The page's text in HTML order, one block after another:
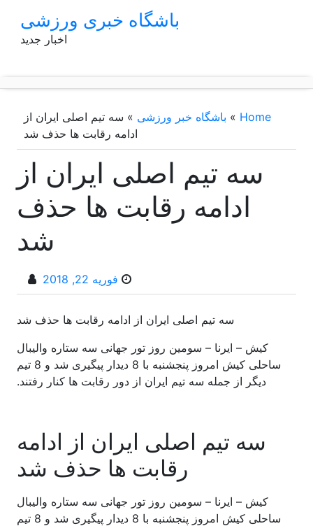
باشگاه خبری ورزشی
اخبار جدید
Home
» باشگاه خبر ورزشی » سه تیم اصلی ایران از
ادامه رقابت ها حذف شد
سه تیم اصلی ایران از
ادامه رقابت ها حذف
شد
فوریه 22, 2018
سه تیم اصلی ایران از ادامه رقابت ها حذف شد
کیش – ایرنا – سومین روز تور جهانی سه ستاره والیبال
ساحلی کیش امروز پنجشنبه با 8 دیدار پیگیری شد و 8 تیم
دیگر از جمله سه تیم ایران از دور رقابت ها کنار رفتند.
سه تیم اصلی ایران از ادامه
رقابت ها حذف شد
کیش – ایرنا – سومین روز تور جهانی سه ستاره والیبال
ساحلی کیش امروز پنجشنبه با 8 دیدار پیگیری شد و 8 تیم